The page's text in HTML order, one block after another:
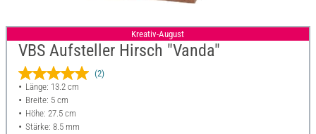
Kreativ-August
VBS Aufsteller Hirsch "Vanda"
(2)
Länge: 13.2 cm
Breite: 5 cm
Höhe: 27.5 cm
Stärke: 8.5 mm